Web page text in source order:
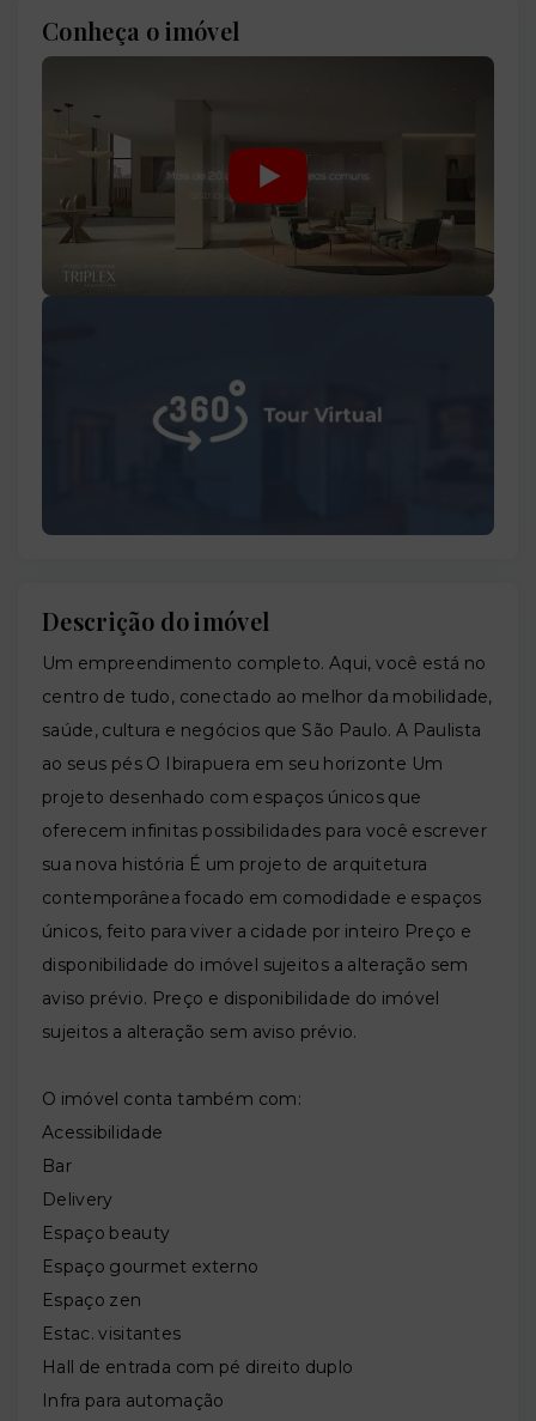
Conheça o imóvel
Descrição do imóvel
Um empreendimento completo. Aqui, você está no
centro de tudo, conectado ao melhor da mobilidade,
saúde, cultura e negócios que São Paulo. A Paulista
ao seus pés O Ibirapuera em seu horizonte Um
projeto desenhado com espaços únicos que
oferecem infinitas possibilidades para você escrever
sua nova história É um projeto de arquitetura
contemporânea focado em comodidade e espaços
únicos, feito para viver a cidade por inteiro Preço e
disponibilidade do imóvel sujeitos a alteração sem
aviso prévio. Preço e disponibilidade do imóvel
sujeitos a alteração sem aviso prévio.
O imóvel conta também com:
Acessibilidade
Bar
Delivery
Espaço beauty
Espaço gourmet externo
Espaço zen
Estac. visitantes
Hall de entrada com pé direito duplo
Infra para automação